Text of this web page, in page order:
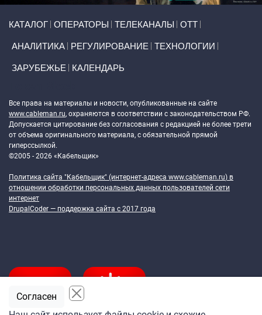
КАТАЛОГ ОПЕРАТОРЫ ТЕЛЕКАНАЛЫ ОТТ
АНАЛИТИКА РЕГУЛИРОВАНИЕ ТЕХНОЛОГИИ
ЗАРУБЕЖЬЕ КАЛЕНДАРЬ
Все права на материалы и новости, опубликованные на сайте
www.cableman.ru, охраняются в соответствии с законодательством РФ.
Допускается цитирование без согласования с редакцией не более трети
от объема оригинального материала, с обязательной прямой
гиперссылкой.
©2005 - 2026 «Кабельщик»
Политика сайта "Кабельщик" (интернет-адреса www.cableman.ru) в
отношении обработки персональных данных пользователей сети
интернет
DrupalCoder — поддержка сайта c 2017 года
Согласен